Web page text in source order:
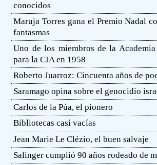
conocidos
Maruja Torres gana el Premio Nadal
fantasmas
Uno de los miembros de la Academia
para la CIA en 1958
Roberto Juarroz: Cincuenta años de
Saramago opina sobre el genocidio
Carlos de la Púa, el pionero
Bibliotecas casi vacías
Jean Marie Le Clézio, el buen salvaje
Salinger cumplió 90 años rodeado de